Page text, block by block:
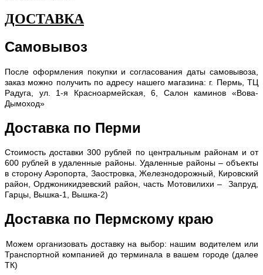
ДОСТАВКА
Самовывоз
После оформления покупки и согласования даты самовывоза,
заказ можно получить по адресу нашего магазина: г. Пермь, ТЦ
Радуга, ул. 1-я Красноармейская, 6, Салон каминов «Вова-
Дымоход»
Доставка по Перми
Стоимость доставки 300 рублей по центральным районам и от
600 рублей в удаленные районы. Удаленные районы – объекты
в сторону Аэропорта, Заостровка, Железнодорожный, Кировский
район, Орджоникидзевский район, часть Мотовилихи – Запруд,
Гарцы, Вышка-1, Вышка-2)
Доставка по Пермскому краю
Можем организовать доставку на выбор: нашим водителем или
Транспортной компанией до терминала в вашем городе (далее
ТК)